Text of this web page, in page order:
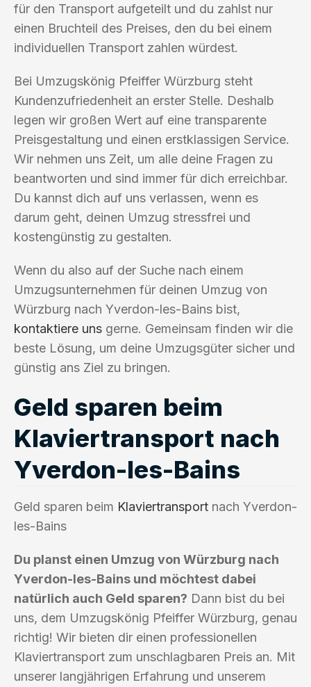
für den Transport aufgeteilt und du zahlst nur
einen Bruchteil des Preises, den du bei einem
individuellen Transport zahlen würdest.
Bei Umzugskönig Pfeiffer Würzburg steht
Kundenzufriedenheit an erster Stelle. Deshalb
legen wir großen Wert auf eine transparente
Preisgestaltung und einen erstklassigen Service.
Wir nehmen uns Zeit, um alle deine Fragen zu
beantworten und sind immer für dich erreichbar.
Du kannst dich auf uns verlassen, wenn es
darum geht, deinen Umzug stressfrei und
kostengünstig zu gestalten.
Wenn du also auf der Suche nach einem
Umzugsunternehmen für deinen Umzug von
Würzburg nach Yverdon-les-Bains bist,
kontaktiere uns gerne. Gemeinsam finden wir die
beste Lösung, um deine Umzugsgüter sicher und
günstig ans Ziel zu bringen.
Geld sparen beim
Klaviertransport nach
Yverdon-les-Bains
Geld sparen beim Klaviertransport nach Yverdon-
les-Bains
Du planst einen Umzug von Würzburg nach
Yverdon-les-Bains und möchtest dabei
natürlich auch Geld sparen? Dann bist du bei
uns, dem Umzugskönig Pfeiffer Würzburg, genau
richtig! Wir bieten dir einen professionellen
Klaviertransport zum unschlagbaren Preis an. Mit
unserer langjährigen Erfahrung und unserem